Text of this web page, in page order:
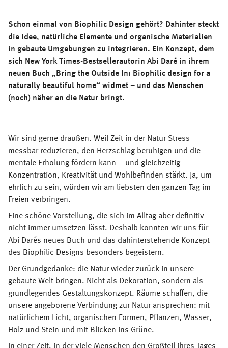
Schon einmal von Biophilic Design gehört? Dahinter steckt
die Idee, natürliche Elemente und organische Materialien
in gebaute Umgebungen zu integrieren. Ein Konzept, dem
sich New York Times-Bestsellerautorin Abi Daré in ihrem
neuen Buch „Bring the Outside In: Biophilic design for a
naturally beautiful home“ widmet – und das Menschen
(noch) näher an die Natur bringt.
Wir sind gerne draußen. Weil Zeit in der Natur Stress
messbar reduzieren, den Herzschlag beruhigen und die
mentale Erholung fördern kann – und gleichzeitig
Konzentration, Kreativität und Wohlbefinden stärkt. Ja, um
ehrlich zu sein, würden wir am liebsten den ganzen Tag im
Freien verbringen.
Eine schöne Vorstellung, die sich im Alltag aber definitiv
nicht immer umsetzen lässt. Deshalb konnten wir uns für
Abi Darés neues Buch und das dahinterstehende Konzept
des Biophilic Designs besonders begeistern.
Der Grundgedanke: die Natur wieder zurück in unsere
gebaute Welt bringen. Nicht als Dekoration, sondern als
grundlegendes Gestaltungskonzept. Räume schaffen, die
unsere angeborene Verbindung zur Natur ansprechen: mit
natürlichem Licht, organischen Formen, Pflanzen, Wasser,
Holz und Stein und mit Blicken ins Grüne.